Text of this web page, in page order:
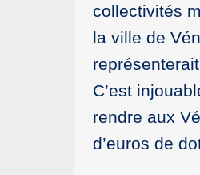
collectivités
la ville de
C’est
rendre aux
d’euros de